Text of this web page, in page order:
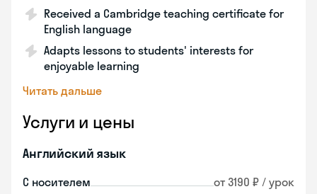
Received a Cambridge teaching certificate for
English language
Adapts lessons to students' interests for
enjoyable learning
Читать дальше
Услуги и цены
Английский язык
С носителем от 3190 ₽ / урок